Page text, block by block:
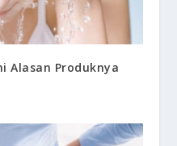
Alasan Produknya